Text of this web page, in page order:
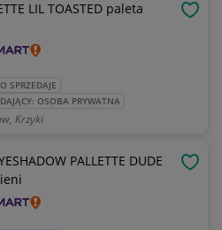
LIL TOASTED paleta
SPRZEDAJE
OSOBA PRYWATNA
Krzyki
PALLETTE DUDE